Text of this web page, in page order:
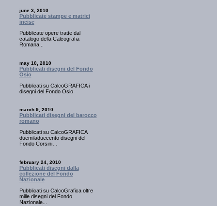
june 3, 2010
Pubblicate stampe e matrici
incise
Pubblicate opere tratte dal
catalogo della Calcografia
Romana...
may 10, 2010
Pubblicati disegni del Fondo
Osio
Pubblicati su CalcoGRAFICA i
disegni del Fondo Osio
march 9, 2010
Pubblicati disegni del barocco
romano
Pubblicati su CalcoGRAFICA
duemiladuecento disegni del
Fondo Corsini…
february 24, 2010
Pubblicati disegni dalla
collezione del Fondo
Nazionale
Pubblicati su CalcoGrafica oltre
mille disegni del Fondo
Nazionale...